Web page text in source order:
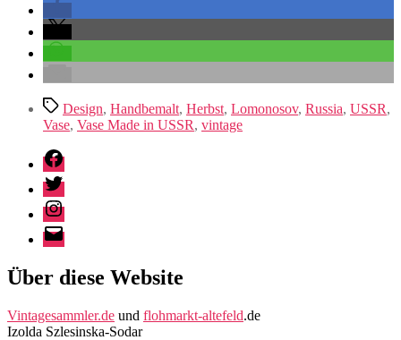
Schlagwörter
Design, Handbemalt, Herbst, Lomonosov, Russia, USSR,
Vase, Vase Made in USSR, vintage
Facebook
Twitter
Instagram
E-
Mail
Über diese Website
Vintagesammler.de und flohmarkt-altefeld.de
Izolda Szlesinska-Sodar